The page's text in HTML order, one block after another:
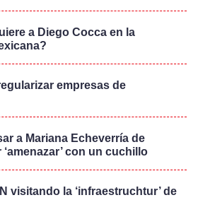
a Diego Cocca en la
empresas de
a Mariana Echeverría de
‘amenazar’ con un cuchillo
visitando la ‘infraestruchtur’ de